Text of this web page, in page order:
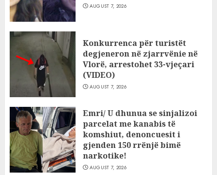
AUGUST 7, 2026
Konkurrenca për turistët
degjeneron në zjarrvënie në
Vlorë, arrestohet 33-vjeçari
(VIDEO)
AUGUST 7, 2026
Emri/ U dhunua se sinjalizoi
parcelat me kanabis të
komshiut, denoncuesit i
gjenden 150 rrënjë bimë
narkotike!
AUGUST 7, 2026